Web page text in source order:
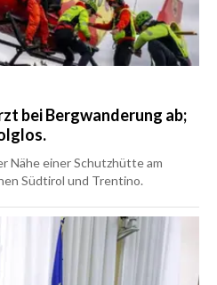
bei Bergwanderung ab;
Nähe einer Schutzhütte am
Südtirol und Trentino.